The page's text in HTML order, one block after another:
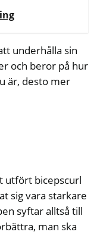
underhålla sin
och beror på hur
är, desto mer
utfört bicepscurl
sig vara starkare
syftar alltså till
man ska